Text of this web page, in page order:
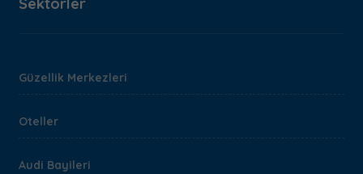
Sektörler
Güzellik Merkezleri
Oteller
Audi Bayileri